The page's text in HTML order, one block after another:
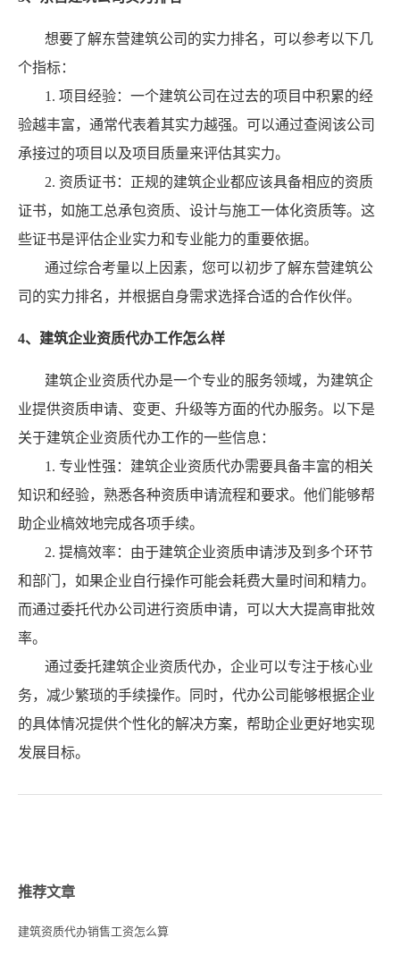
想要了解东营建筑公司的实力排名，可以参考以下几
个指标：
1. 项目经验：一个建筑公司在过去的项目中积累的经
验越丰富，通常代表着其实力越强。可以通过查阅该公司
承接过的项目以及项目质量来评估其实力。
2. 资质证书：正规的建筑企业都应该具备相应的资质
证书，如施工总承包资质、设计与施工一体化资质等。这
些证书是评估企业实力和专业能力的重要依据。
通过综合考量以上因素，您可以初步了解东营建筑公
司的实力排名，并根据自身需求选择合适的合作伙伴。
4、建筑企业资质代办工作怎么样
建筑企业资质代办是一个专业的服务领域，为建筑企
业提供资质申请、变更、升级等方面的代办服务。以下是
关于建筑企业资质代办工作的一些信息：
1. 专业性强：建筑企业资质代办需要具备丰富的相关
知识和经验，熟悉各种资质申请流程和要求。他们能够帮
助企业槁效地完成各项手续。
2. 提槁效率：由于建筑企业资质申请涉及到多个环节
和部门，如果企业自行操作可能会耗费大量时间和精力。
而通过委托代办公司进行资质申请，可以大大提高审批效
率。
通过委托建筑企业资质代办，企业可以专注于核心业
务，减少繁琐的手续操作。同时，代办公司能够根据企业
的具体情况提供个性化的解决方案，帮助企业更好地实现
发展目标。
推荐文章
建筑资质代办销售工资怎么算